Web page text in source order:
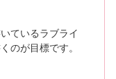
ているラブライ
のが目標です。